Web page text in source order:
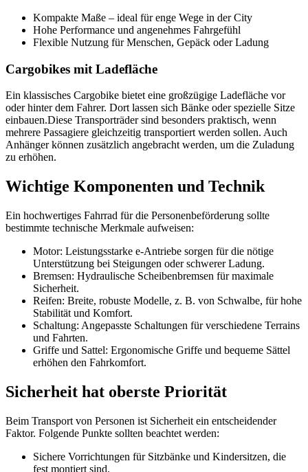
Kompakte Maße – ideal für enge Wege in der City
Hohe Performance und angenehmes Fahrgefühl
Flexible Nutzung für Menschen, Gepäck oder Ladung
Cargobikes mit Ladefläche
Ein klassisches Cargobike bietet eine großzügige Ladefläche vor
oder hinter dem Fahrer. Dort lassen sich Bänke oder spezielle Sitze
einbauen.Diese Transporträder sind besonders praktisch, wenn
mehrere Passagiere gleichzeitig transportiert werden sollen. Auch
Anhänger können zusätzlich angebracht werden, um die Zuladung
zu erhöhen.
Wichtige Komponenten und Technik
Ein hochwertiges Fahrrad für die Personenbeförderung sollte
bestimmte technische Merkmale aufweisen:
Motor: Leistungsstarke e-Antriebe sorgen für die nötige
Unterstützung bei Steigungen oder schwerer Ladung.
Bremsen: Hydraulische Scheibenbremsen für maximale
Sicherheit.
Reifen: Breite, robuste Modelle, z. B. von Schwalbe, für hohe
Stabilität und Komfort.
Schaltung: Angepasste Schaltungen für verschiedene Terrains
und Fahrten.
Griffe und Sattel: Ergonomische Griffe und bequeme Sättel
erhöhen den Fahrkomfort.
Sicherheit hat oberste Priorität
Beim Transport von Personen ist Sicherheit ein entscheidender
Faktor. Folgende Punkte sollten beachtet werden:
Sichere Vorrichtungen für Sitzbänke und Kindersitzen, die
fest montiert sind.